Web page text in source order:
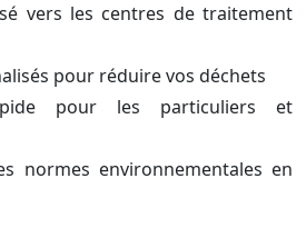
vers les centres de traitement
pour réduire vos déchets
pour les particuliers et
normes environnementales en